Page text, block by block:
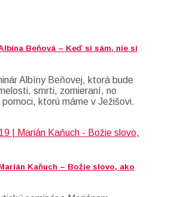
Beňová – Keď si sám, nie si
Albíny Beňovej, ktorá bude
smrti, zomieraní, no
ktorú máme v Ježišovi.
Kaňuch – Božie slovo, ako